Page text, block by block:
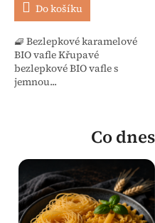
Do košíku
🧇 Bezlepkové karamelové
BIO vafle Křupavé
bezlepkové BIO vafle s
jemnou...
Co